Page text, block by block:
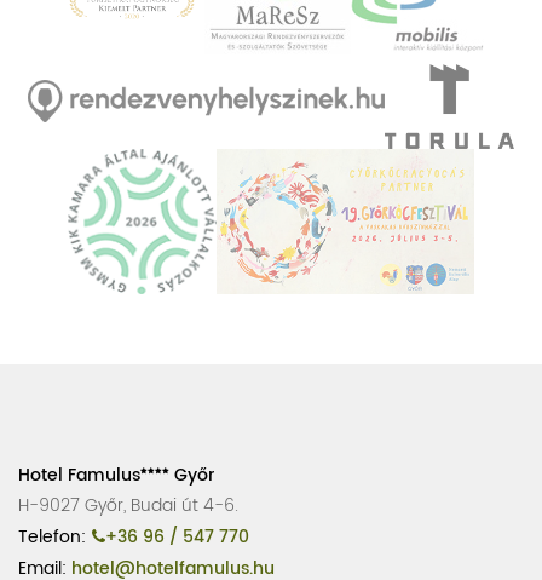
Hotel Famulus
Győr
H-9027 Győr, Budai út 4-6.
Telefon:
+36 96 / 547 770
Email: hotel@hotelfamulus.hu